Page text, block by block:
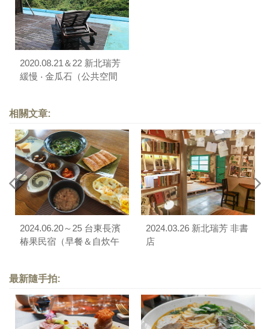
2020.08.21＆22 新北瑞芳
緩慢 ‧ 金瓜石（公共空間
相關文章:
2024.06.20～25 台東長濱
椿果民宿（早餐＆自炊午
2024.03.26 新北瑞芳 非書
店
最新隨手拍: